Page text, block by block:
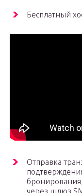
Бесплатный
Отправка
бронирования,
через шлюз